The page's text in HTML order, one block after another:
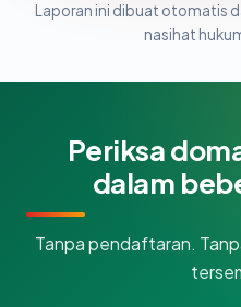
Laporan ini dibuat otomatis
nasihat
Periksa
dalam
Tanpa pendaftaran.